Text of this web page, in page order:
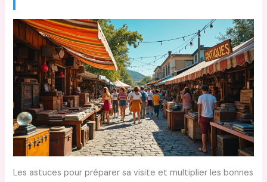
Les astuces pour préparer sa visite et multiplier les bonnes